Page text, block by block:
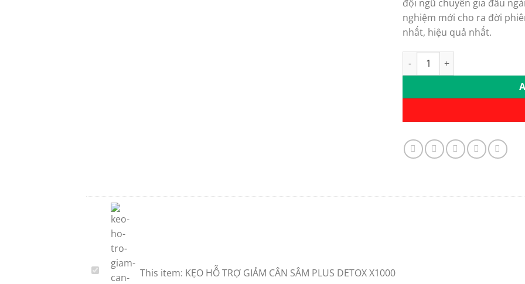
đội ngũ chuyên gia đầu
nghiệm mới cho ra đời
nhất, hiệu quả nhất.
KẸO HỖ TRỢ GIẢM CÂN SÂM
KẸO
This item: KẸO HỖ TRỢ GIẢM CÂN SÂM PLUS DETOX X1000